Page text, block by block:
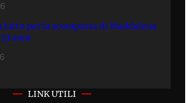
per la scomparsa di Maddalena
anni
LINK UTILI